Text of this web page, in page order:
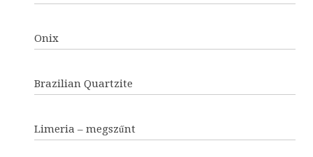
Onix
Brazilian Quartzite
Limeria – megszűnt